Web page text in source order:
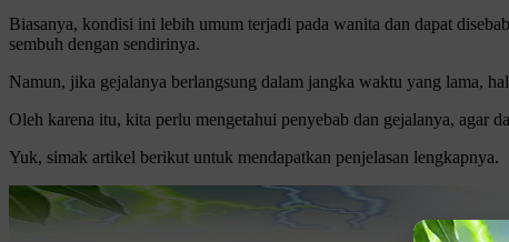
Biasanya, kondisi ini lebih umum terjadi pada wanita dan dapat
sembuh dengan sendirinya.
Namun, jika gejalanya berlangsung dalam jangka waktu yang lama,
Oleh karena itu, kita perlu mengetahui penyebab dan gejalanya, agar
Yuk, simak artikel berikut untuk mendapatkan penjelasan lengkapnya.